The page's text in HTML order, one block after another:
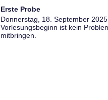
Erste Probe
Donnerstag, 18. September
Vorlesungsbeginn ist kein
mitbringen.